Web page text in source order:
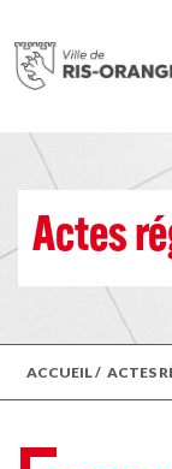
Actes
ACCUEIL/ ACTES